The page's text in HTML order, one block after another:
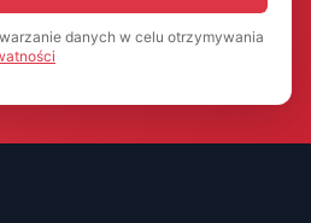
danych w celu otrzymywania